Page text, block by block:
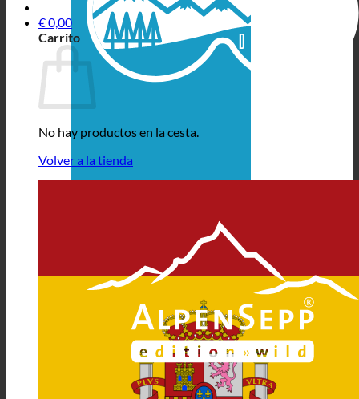
€0,00
Carrito
No hay productos en la cesta.
Volver a la tienda